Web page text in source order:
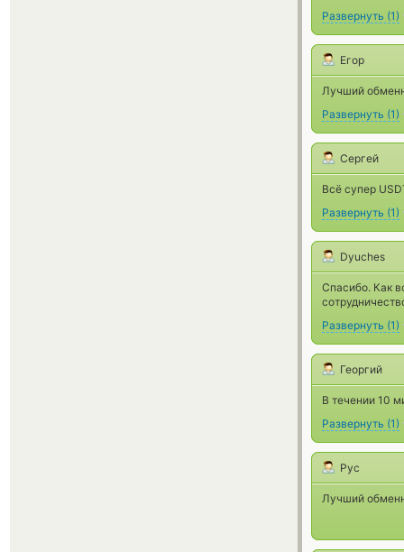
Развернуть (1)
Егор
Лучший
Развернуть (1)
Сергей
Всё супер
Развернуть (1)
Dyuches
Спасибо. Как
Развернуть (1)
Георгий
В течении 10
Развернуть (1)
Рус
Лучший